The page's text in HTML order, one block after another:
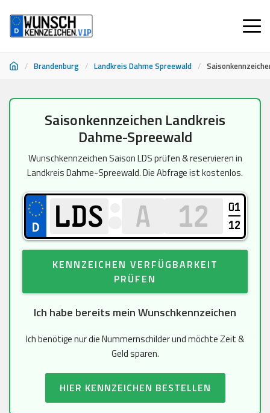
/ Brandenburg / Landkreis Dahme Spreewald /
Saisonkennzeichen Landkreis
Dahme-Spreewald
Wunschkennzeichen Saison LDS prüfen & reservieren in
Landkreis Dahme-Spreewald. Die Abfrage ist kostenlos.
01
12
KENNZEICHEN VERFÜGBARKEIT
PRÜFEN
Ich habe bereits mein Wunschkennzeichen
Ich benötige nur die Nummernschilder und möchte Zeit &
Geld sparen.
HIER KENNZEICHEN BESTELLEN